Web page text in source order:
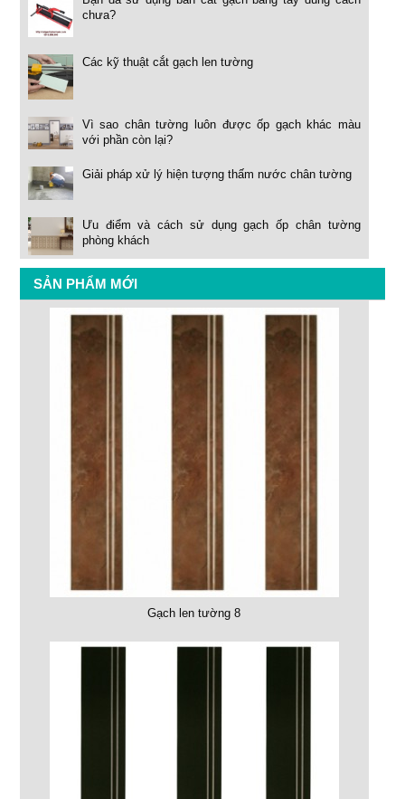
chưa?
Các kỹ thuật cắt gạch len tường
Vì sao chân tường luôn được ốp gạch khác màu
với phần còn lại?
Giải pháp xử lý hiện tượng thấm nước chân tường
Ưu điểm và cách sử dụng gạch ốp chân tường
phòng khách
SẢN PHẨM MỚI
Gạch len tường 8